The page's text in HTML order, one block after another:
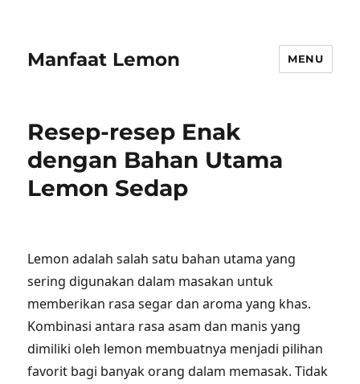
Manfaat Lemon MENU
Resep-resep Enak
dengan Bahan Utama
Lemon Sedap
Lemon adalah salah satu bahan utama yang
sering digunakan dalam masakan untuk
memberikan rasa segar dan aroma yang khas.
Kombinasi antara rasa asam dan manis yang
dimiliki oleh lemon membuatnya menjadi pilihan
favorit bagi banyak orang dalam memasak. Tidak